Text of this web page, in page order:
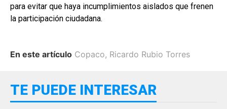
para evitar que haya incumplimientos aislados que frenen
la participación ciudadana.
En este artículo Copaco, Ricardo Rubio Torres
TE PUEDE INTERESAR